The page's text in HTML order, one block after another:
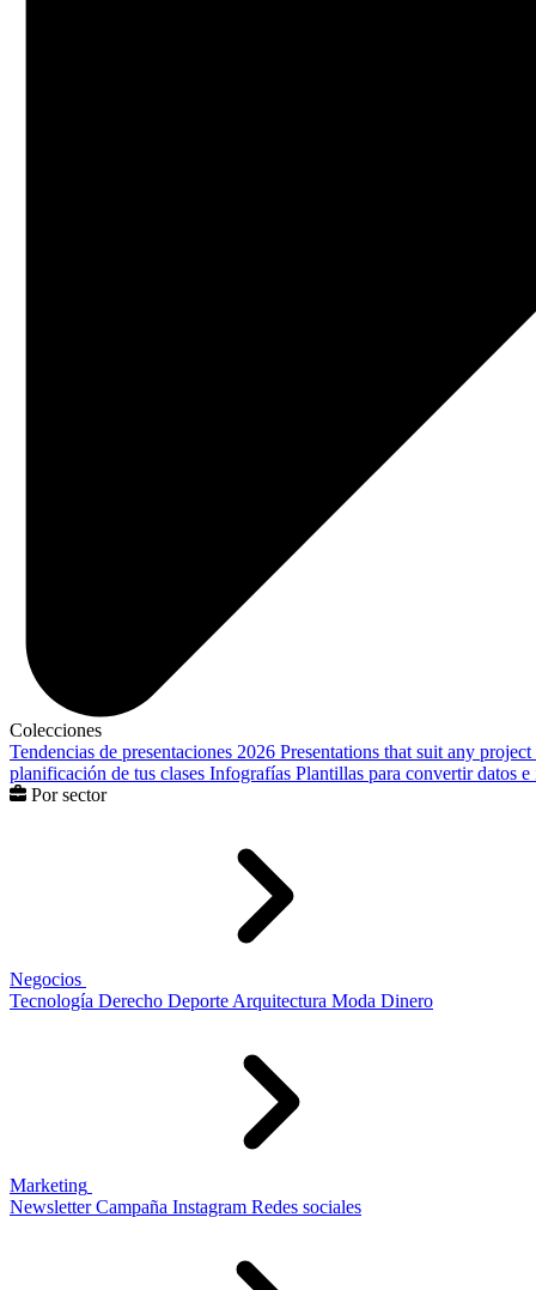
Colecciones
Tendencias de presentaciones 2026 Presentations that suit any project
planificación de tus clases Infografías Plantillas para convertir datos
Por sector
Negocios
Tecnología Derecho Deporte Arquitectura Moda Dinero
Marketing
Newsletter Campaña Instagram Redes sociales